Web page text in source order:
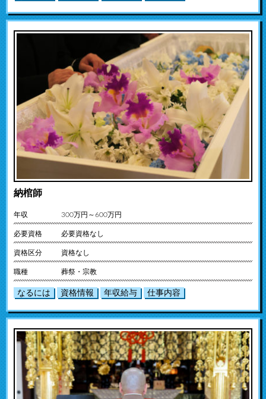
納棺師
年収 300万円～600万円
必要資格 必要資格なし
資格区分 資格なし
職種 葬祭・宗教
なるには 資格情報 年収給与 仕事内容